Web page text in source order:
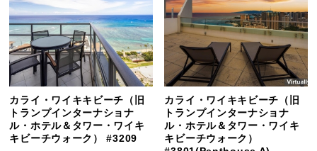
カライ・ワイキキビーチ（旧
トランプインターナショナ
ル・ホテル＆タワー・ワイキ
キビーチウォーク） #3209
カライ・ワイキキビーチ（旧
トランプインターナショナ
ル・ホテル＆タワー・ワイキ
キビーチウォーク）